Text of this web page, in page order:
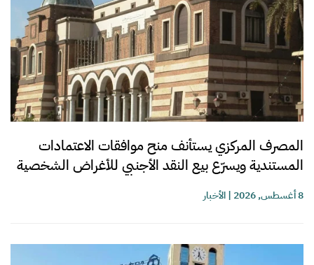
المصرف المركزي يستأنف منح موافقات الاعتمادات
المستندية ويسرّع بيع النقد الأجنبي للأغراض الشخصية
8 أغسطس, 2026 |الأخبار